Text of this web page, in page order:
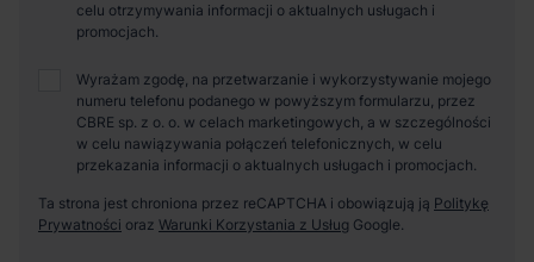
celu otrzymywania informacji o aktualnych usługach i
promocjach.
Wyrażam zgodę, na przetwarzanie i wykorzystywanie mojego
numeru telefonu podanego w powyższym formularzu, przez
CBRE sp. z o. o. w celach marketingowych, a w szczególności
w celu nawiązywania połączeń telefonicznych, w celu
przekazania informacji o aktualnych usługach i promocjach.
Ta strona jest chroniona przez reCAPTCHA i obowiązują ją Politykę
Prywatności oraz Warunki Korzystania z Usług Google.